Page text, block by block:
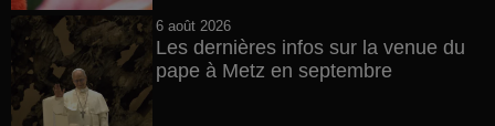
6 août 2026
Les dernières infos sur la venue du
pape à Metz en septembre